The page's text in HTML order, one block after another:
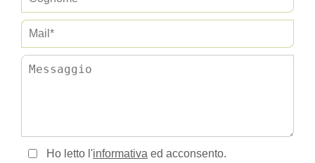
Ho letto l'informativa ed acconsento.